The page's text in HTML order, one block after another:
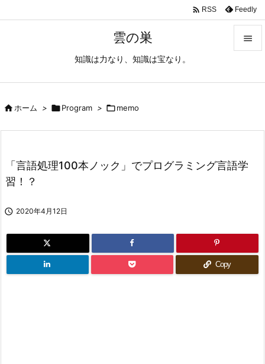
雲の巣
知識は力なり、知識は宝なり。

次へ
 RSS Feedly
ホーム > Program > memo
「言語処理100本ノック」でプログラミング言語学
習！？
 2020年4月12日
Copy